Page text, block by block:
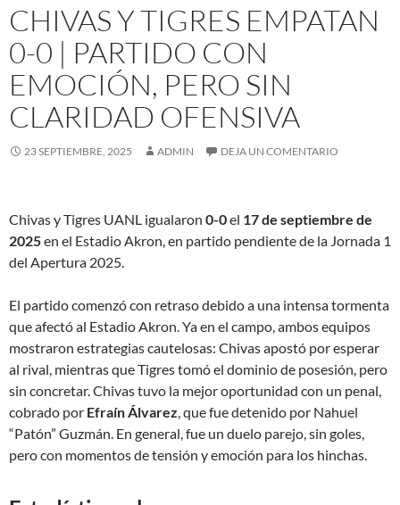
CHIVAS Y TIGRES EMPATAN
0-0 | PARTIDO CON
EMOCIÓN, PERO SIN
CLARIDAD OFENSIVA
23 SEPTIEMBRE, 2025 ADMIN DEJA UN COMENTARIO
Chivas y Tigres UANL igualaron 0-0el 17 de septiembre de
2025en el Estadio Akron, en partido pendiente de la Jornada 1
del Apertura 2025.
El partido comenzó con retraso debido a una intensa tormenta
que afectó al Estadio Akron. Ya en el campo, ambos equipos
mostraron estrategias cautelosas: Chivas apostó por esperar
al rival, mientras que Tigres tomó el dominio de posesión, pero
sin concretar. Chivas tuvo la mejor oportunidad con un penal,
cobrado por Efraín Álvarez , que fue detenido por Nahuel
“Patón” Guzmán. En general, fue un duelo parejo, sin goles,
pero con momentos de tensión y emoción para los hinchas.